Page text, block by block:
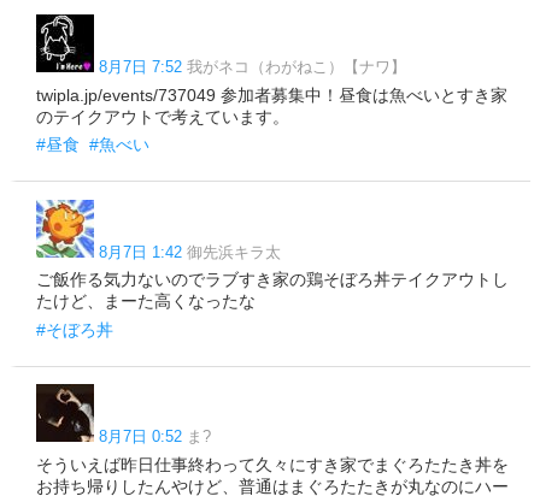
8月7日 7:52 我がネコ（わがねこ）【ナワ】
twipla.jp/events/737049 参加者募集中！昼食は魚べいとすき家
のテイクアウトで考えています。
#昼食 #魚べい
8月7日 1:42 御先浜キラ太
ご飯作る気力ないのでラブすき家の鶏そぼろ丼テイクアウトし
たけど、まーた高くなったな
#そぼろ丼
8月7日 0:52 ま?
そういえば昨日仕事終わって久々にすき家でまぐろたたき丼を
お持ち帰りしたんやけど、普通はまぐろたたきが丸なのにハー